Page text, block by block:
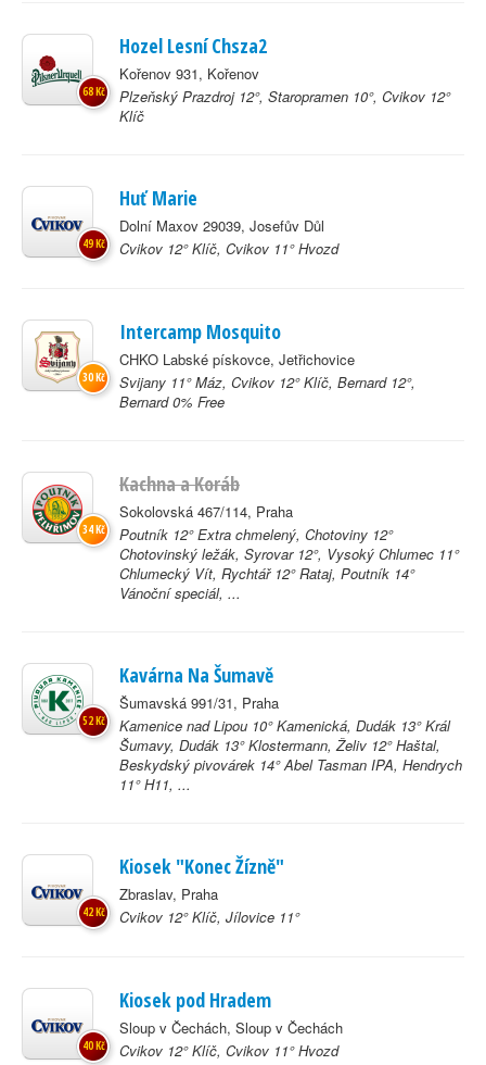
Hozel Lesní Chsza2
Kořenov 931, Kořenov
Plzeňský Prazdroj 12°, Staropramen 10°, Cvikov 12°
Klíč
68 Kč
Huť Marie
Dolní Maxov 29039, Josefův Důl
Cvikov 12° Klíč, Cvikov 11° Hvozd
49 Kč
Intercamp Mosquito
CHKO Labské pískovce, Jetřichovice
Svijany 11° Máz, Cvikov 12° Klíč, Bernard 12°,
Bernard 0% Free
30 Kč
Kachna a Koráb
Sokolovská 467/114, Praha
Poutník 12° Extra chmelený, Chotoviny 12°
Chotovinský ležák, Syrovar 12°, Vysoký Chlumec 11°
Chlumecký Vít, Rychtář 12° Rataj, Poutník 14°
Vánoční speciál, ...
34 Kč
Kavárna Na Šumavě
Šumavská 991/31, Praha
Kamenice nad Lipou 10° Kamenická, Dudák 13° Král
Šumavy, Dudák 13° Klostermann, Želiv 12° Haštal,
Beskydský pivovárek 14° Abel Tasman IPA, Hendrych
11° H11, ...
52 Kč
Kiosek "Konec Žízně"
Zbraslav, Praha
Cvikov 12° Klíč, Jílovice 11°
42 Kč
Kiosek pod Hradem
Sloup v Čechách, Sloup v Čechách
Cvikov 12° Klíč, Cvikov 11° Hvozd
40 Kč